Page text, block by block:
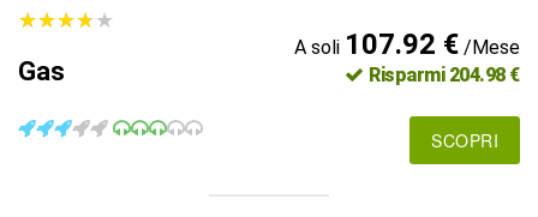
★★★★★
★★★★★
Gas
A soli 107.92 €/Mese
Risparmi 204.98 €
SCOPRI